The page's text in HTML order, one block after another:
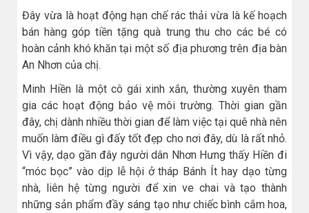
Đây vừa là hoạt động hạn chế rác thải vừa là kế hoạch
bán hàng góp tiền tặng quà trung thu cho các bé có
hoàn cảnh khó khăn tại một số địa phương trên địa bàn
An Nhơn của chị.
Minh Hiền là một cô gái xinh xắn, thường xuyên tham
gia các hoạt động bảo vệ môi trường. Thời gian gần
đây, chị dành nhiều thời gian để làm việc tại quê nhà nên
muốn làm điều gì đấy tốt đẹp cho nơi đây, dù là rất nhỏ.
Vì vậy, dạo gần đây người dân Nhơn Hưng thấy Hiền đi
“móc bọc” vào dịp lễ hội ở tháp Bánh Ít hay dạo từng
nhà, liên hệ từng người để xin ve chai và tạo thành
những sản phẩm đầy sáng tạo như chiếc bình cắm hoa,